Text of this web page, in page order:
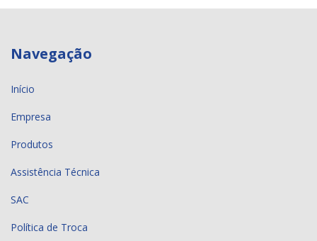
Navegação
Início
Empresa
Produtos
Assistência Técnica
SAC
Política de Troca